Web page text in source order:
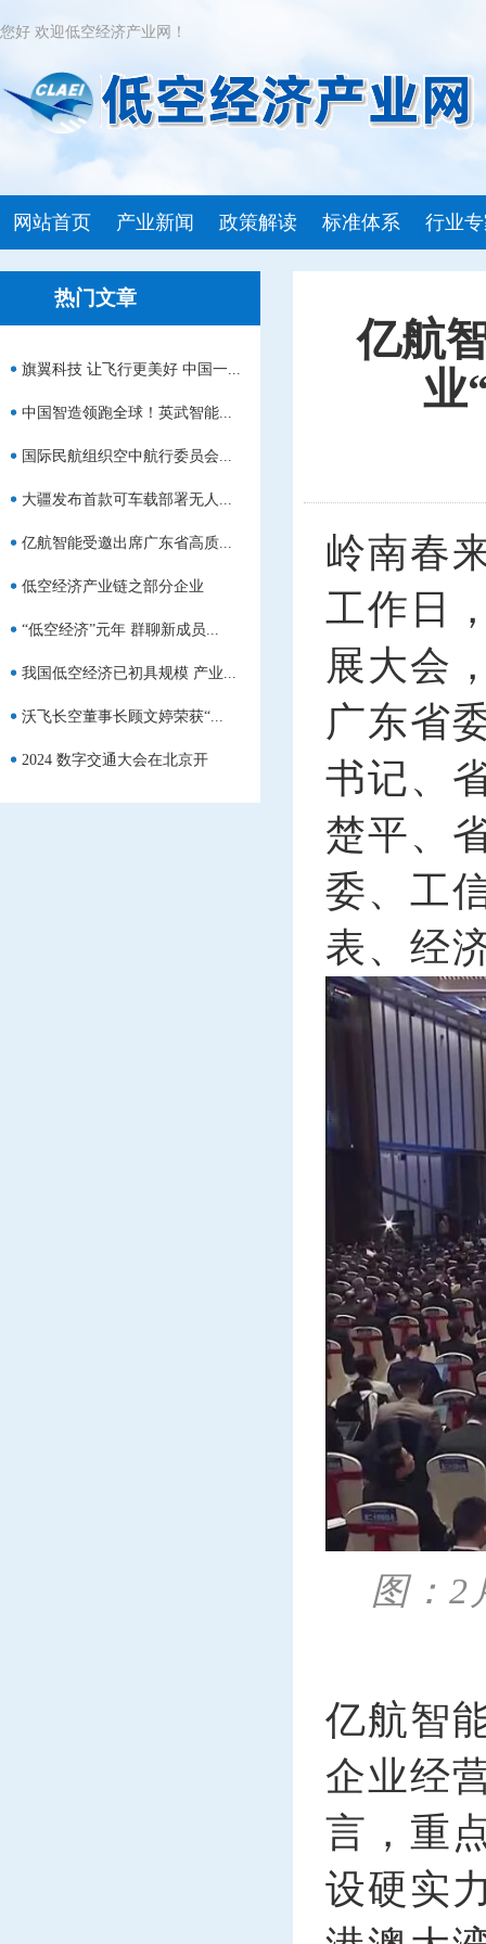
您好 欢迎低空经济产业网！
网站首页 产业新闻 政策解读 标准体系 行业
热门文章
旗翼科技 让飞行更美好 中国一...
中国智造领跑全球！英武智能...
国际民航组织空中航行委员会...
大疆发布首款可车载部署无人...
亿航智能受邀出席广东省高质...
低空经济产业链之部分企业
“低空经济”元年 群聊新成员...
我国低空经济已初具规模 产业...
沃飞长空董事长顾文婷荣获“...
2024 数字交通大会在北京开
幕，...
亿航
业
岭南春
工作日
展大会
广东省
书记、
楚平、
委、工
表、经
图：2
亿航智
企业经
言，重
设硬实